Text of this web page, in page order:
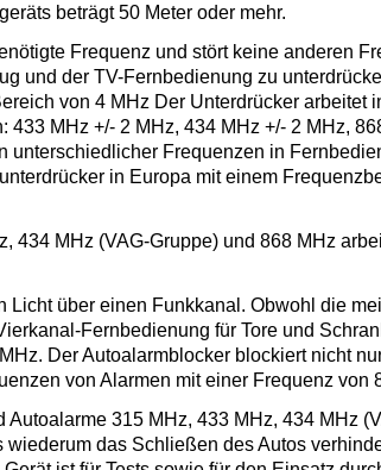
beträgt 50 Meter oder mehr.
Frequenz und stört keine anderen
und der TV-Fernbedienung zu
von 4 MHz Der Unterdrücker
MHz +/- 2 MHz, 434 MHz +/- 2 MHz,
unterschiedlicher Frequenzen in
in Europa mit einem
434 MHz (VAG-Gruppe) und 868 MHz
über einen Funkkanal. Obwohl die
Fernbedienung für Tore und
Der Autoalarmblocker blockiert nicht
von Alarmen mit einer Frequenz von
315 MHz, 433 MHz, 434 MHz
das Schließen des Autos